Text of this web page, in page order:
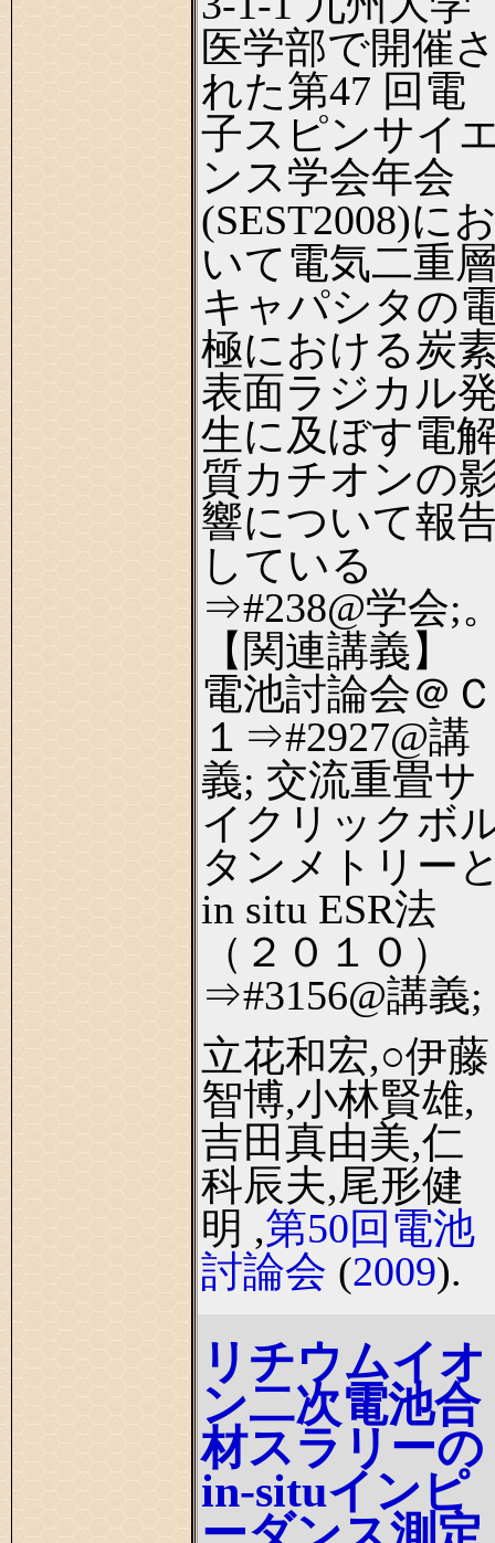
医学部で開催
れた第47 回電
子スピンサイ
ンス学会年会
(SEST2008)に
いて電気二重
キャパシタの
極における炭
表面ラジカル
生に及ぼす電
質カチオンの
響について報
している
⇒#238@学会;
【関連講義】
電池討論会＠Ｃ
１⇒#2927@講
義; 交流重畳サ
イクリックボ
タンメトリー
in situ ESR法
（２０１０）
⇒#3156@講義;
立花和宏,○伊藤
智博,小林賢雄,
吉田真由美,仁
科辰夫,尾形健
明 ,第50回電池
討論会 (2009).
リチウムイオ
ン二次電池合
材スラリーの
in-situインピ